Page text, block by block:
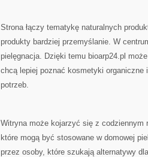
Strona łączy tematykę naturalnych
produkty bardziej przemyślanie. W
pielęgnacja. Dzięki temu bioarp24.pl
chcą lepiej poznać kosmetyki organiczne
potrzeb.
Witryna może kojarzyć się z codziennym
które mogą być stosowane w domowej
przez osoby, które szukają alternatywy